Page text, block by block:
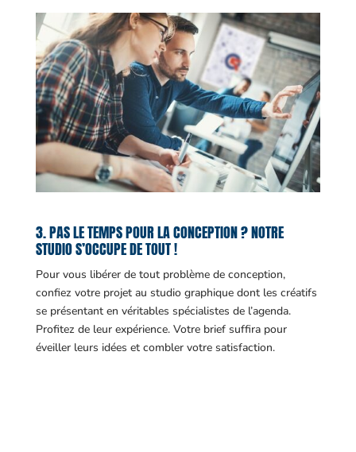
3. PAS LE TEMPS POUR LA CONCEPTION ? NOTRE
STUDIO S’OCCUPE DE TOUT !
Pour vous libérer de tout problème de conception,
confiez votre projet au studio graphique dont les créatifs
se présentant en véritables spécialistes de l’agenda.
Profitez de leur expérience. Votre brief suffira pour
éveiller leurs idées et combler votre satisfaction.